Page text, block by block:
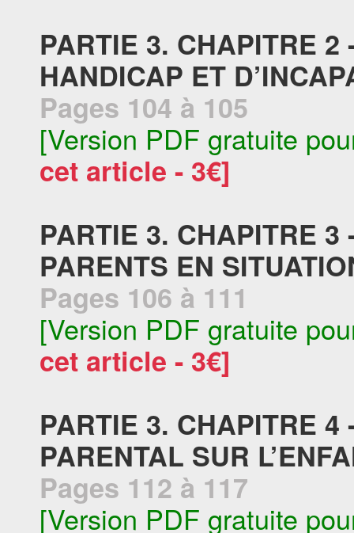
PARTIE 3. CHAPITRE 2
HANDICAP ET
Pages 104 à 105
[Version PDF gratuite
cet article - 3€]
PARTIE 3. CHAPITRE
PARENTS EN
Pages 106 à 111
[Version PDF gratuite
cet article - 3€]
PARTIE 3. CHAPITRE
PARENTAL SUR
Pages 112 à 117
[Version PDF gratuite